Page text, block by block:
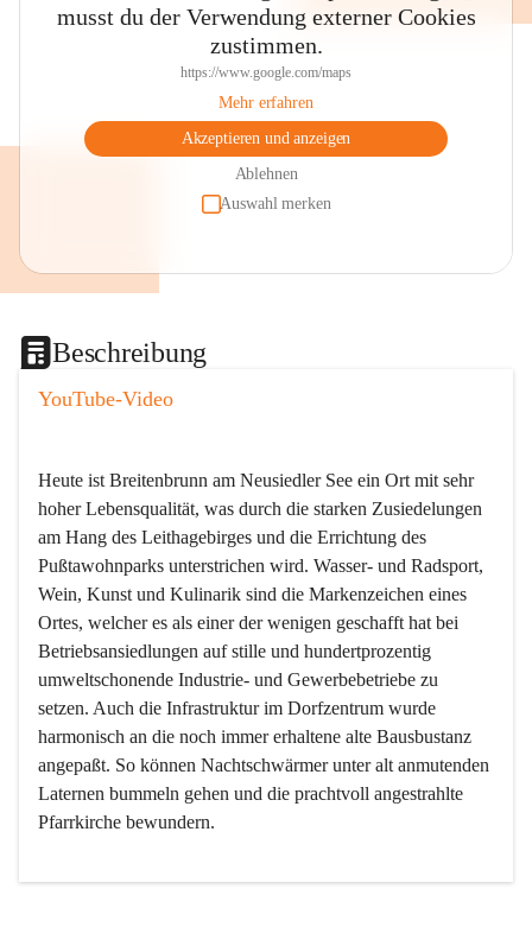
musst du der Verwendung externer Cookies
zustimmen.
https://www.google.com/maps
Mehr erfahren
Akzeptieren und anzeigen
Ablehnen
Auswahl merken
Beschreibung
YouTube-Video
Heute ist Breitenbrunn am Neusiedler See ein Ort mit sehr
hoher Lebensqualität, was durch die starken Zusiedelungen
am Hang des Leithagebirges und die Errichtung des
Pußtawohnparks unterstrichen wird. Wasser- und Radsport,
Wein, Kunst und Kulinarik sind die Markenzeichen eines
Ortes, welcher es als einer der wenigen geschafft hat bei
Betriebsansiedlungen auf stille und hundertprozentig
umweltschonende Industrie- und Gewerbebetriebe zu
setzen. Auch die Infrastruktur im Dorfzentrum wurde
harmonisch an die noch immer erhaltene alte Bausbustanz
angepaßt. So können Nachtschwärmer unter alt anmutenden
Laternen bummeln gehen und die prachtvoll angestrahlte
Pfarrkirche bewundern.
Der Weinbau dominert heute nicht mehr, ist aber integrativer